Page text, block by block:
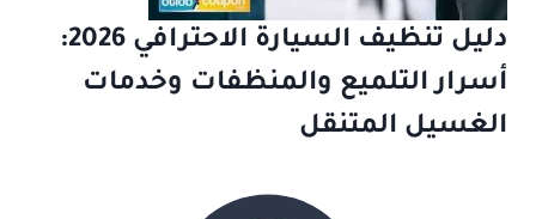
دليل تنظيف السيارة الاحترافي 2026:
أسرار التلميع والمنظفات وخدمات
الغسيل المتنقل